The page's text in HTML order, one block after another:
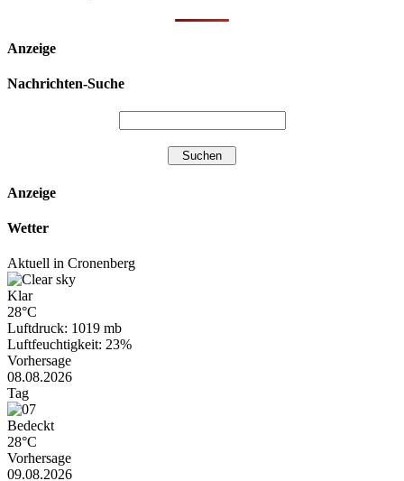
Anzeige
Nachrichten-Suche
Anzeige
Wetter
Aktuell in Cronenberg
Klar
28°C
Luftdruck: 1019 mb
Luftfeuchtigkeit: 23%
Vorhersage
08.08.2026
Tag
Bedeckt
28°C
Vorhersage
09.08.2026